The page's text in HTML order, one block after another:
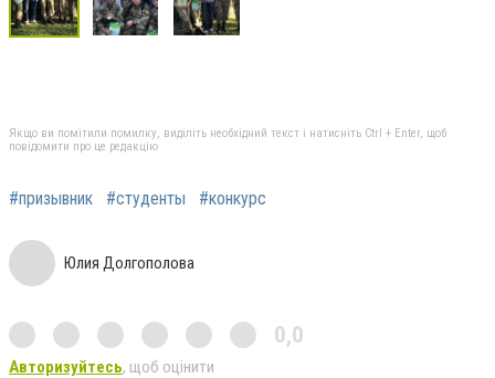
Якщо ви помітили помилку, виділіть необхідний текст і натисніть Ctrl + Enter, щоб
повідомити про це редакцію
#призывник #студенты #конкурс
Юлия Долгополова
0,0
Авторизуйтесь, щоб оцінити